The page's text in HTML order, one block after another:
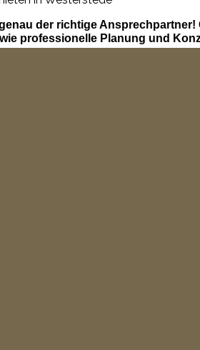
der richtige Ansprechpartner!
professionelle Planung und